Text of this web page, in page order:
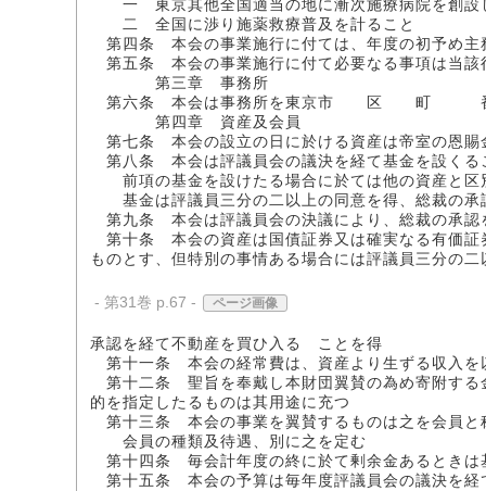
一 東京其他全国適当の地に漸次施療病院を創設
二 全国に渉り施薬救療普及を計ること
第四条 本会の事業施行に付ては、年度の初予め主
第五条 本会の事業施行に付て必要なる事項は当該
第三章 事務所
第六条 本会は事務所を東京市 区 町 番地に
第四章 資産及会員
第七条 本会の設立の日に於ける資産は帝室の恩賜
第八条 本会は評議員会の議決を経て基金を設くる
前項の基金を設けたる場合に於ては他の資産と区
基金は評議員三分の二以上の同意を得、総裁の承
第九条 本会は評議員会の決議により、総裁の承認
第十条 本会の資産は国債証券又は確実なる有価証
ものとす、但特別の事情ある場合には評議員三分の
- 第31巻 p.67 - ページ画像
承認を経て不動産を買ひ入るゝことを得
第十一条 本会の経常費は、資産より生ずる収入を
第十二条 聖旨を奉戴し本財団翼賛の為め寄附する
的を指定したるものは其用途に充つ
第十三条 本会の事業を翼賛するものは之を会員と
会員の種類及待遇、別に之を定む
第十四条 毎会計年度の終に於て剰余金あるときは
第十五条 本会の予算は毎年度評議員会の議決を経